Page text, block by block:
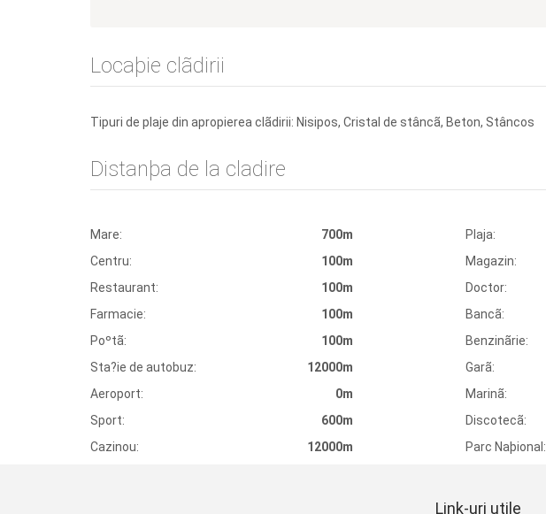
Locaþie clãdirii
Tipuri de plaje din apropierea clãdirii: Nisipos, Cristal de stâncã, Beton, Stâncos
Distanþa de la cladire
Mare: 700m Plaja:
Centru:
100m Magazin:
Restaurant:
100m Doctor:
Farmacie:
100m Bancã:
Poºtã:
100m Benzinãrie:
Sta?ie de autobuz:
12000m Garã:
Aeroport:
0m Marinã:
Sport:
600m Discotecã:
Cazinou:
12000m Parc Naþional:
Link-uri utile